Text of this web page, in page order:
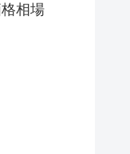
相場